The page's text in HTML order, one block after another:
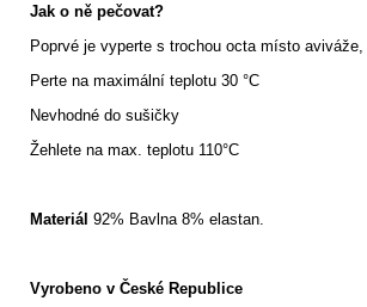
Jak o ně pečovat?
Poprvé je vyperte s trochou octa místo
Perte na maximální teplotu 30 °C
Nevhodné do sušičky
Žehlete na max. teplotu 110°C
Materiál 92% Bavlna 8% elastan.
Vyrobeno v České Republice